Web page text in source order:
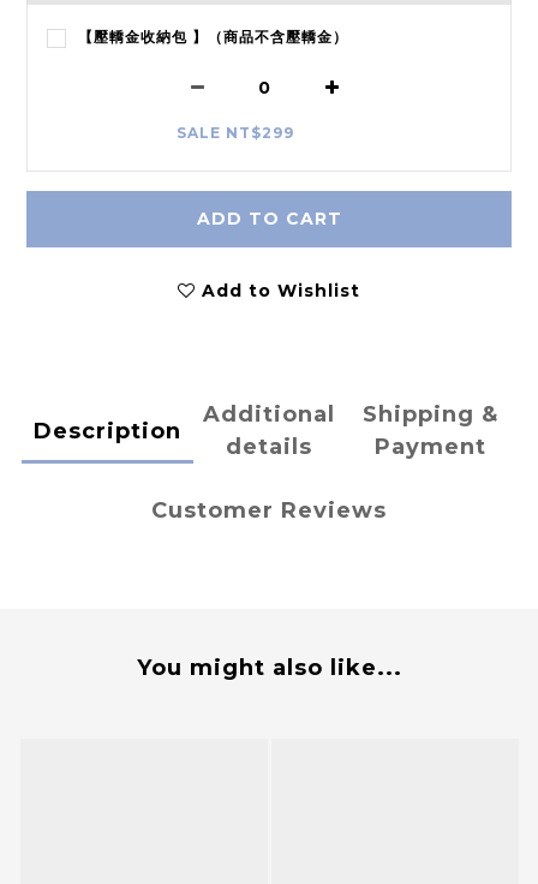
【壓轎金收納包 】（商品不含壓轎金）
SALE NT$299
ADD TO CART
Add to Wishlist
Description
Additional
details
Shipping &
Payment
Customer Reviews
You might also like...